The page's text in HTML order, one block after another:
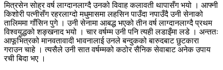
मित्रसेन सोह्र वर्ष लाग्दानलाग्दै उनको विवाह कलावती थापासँग भयो । आफ्नी
किशोरी पत्नीसँग रहरलाग्दो मधुमासमा लहसिन पाउँदा नपाउँदै उनी सेनाको
तालिममा गाँसिन पुगे । उनी सेनामा आबद्ध भएको तीन वर्ष लाग्दानलाग्दै प्रथम
विश्वयुद्धको शङ्खनाद भयो । चार वर्षम्म उनी पनि त्यही लडाइँमा लडे । अन्ततः
आफूभित्रको मानवतावादी भावनालाई उनले बन्दुकको बारुदबाट छुटकारा
गराउन चाहे । त्यसैले उनी सात वर्षम्मको कठोर सैनिक सेवाबाट अनेक उपाय
रची बिदा भए ।